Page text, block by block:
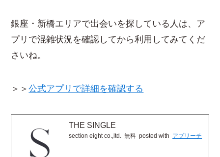
銀座・新橋エリアで出会いを探している人は、ア
プリで混雑状況を確認してから利用してみてくだ
さいね。
＞＞公式アプリで詳細を確認する
THE SINGLE
section eight co.,ltd. 無料 posted with アプリーチ